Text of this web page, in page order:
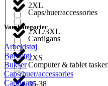
Caps/huer/accessories
Cardigans
Computer & tablet tasker
2XL
2XL/3XL
2XS
35-38
Varekategorier
Arbejdstøj
Børnetøj
Bukser
Caps/huer/accessories
Cardigans